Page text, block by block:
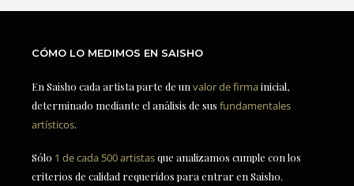
CÓMO LO MEDIMOS EN SAISHO
En Saisho cada artista parte de un valor de firmainicial,
determinado mediante el análisis de sus fundamentales
artísticos.
Sólo 1 de cada 500 artistasque analizamos cumple con los
criterios de calidad requeridos para entrar en Saisho.